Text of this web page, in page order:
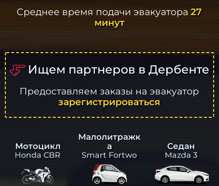
Среднее время подачи эвакуатора27
минут
Ищем партнеров в Дербенте
Предоставляем заказы на эвакуатор
зарегистрироваться
Мотоцикл
Honda CBR
Малолитражк
а
Smart Fortwo
Седан
Mazda 3